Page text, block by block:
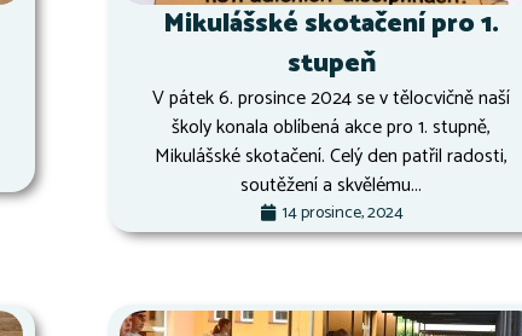
Mikulášské skotačení pro 1.
stupeň
V pátek 6. prosince 2024 se v tělocvičně naší
školy konala oblíbená akce pro 1. stupně,
Mikulášské skotačení. Celý den patřil radosti,
soutěžení a skvělému...
14 prosince, 2024